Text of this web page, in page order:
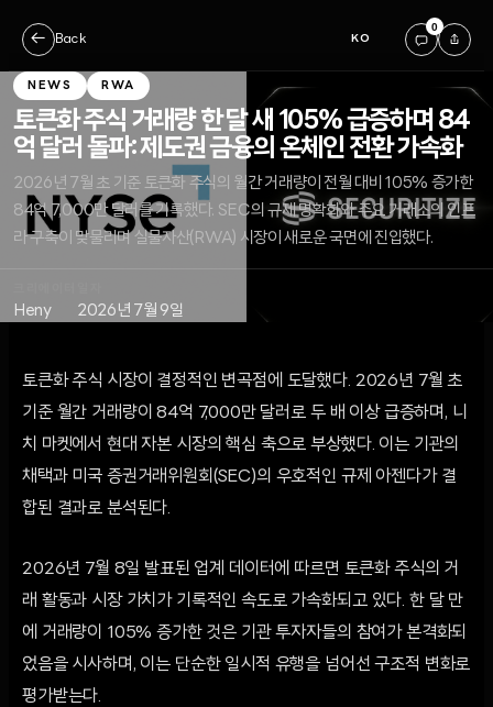
← Back KO
0
NEWS RWA
토큰화 주식 거래량 한 달 새 105% 급증하며 84
억 달러 돌파: 제도권 금융의 온체인 전환 가속화
2026년 7월 초 기준 토큰화 주식의 월간 거래량이 전월 대비 105% 증가한
84억 7,000만 달러를 기록했다. SEC의 규제 명확화와 주요 거래소의 인프
라 구축이 맞물리며 실물자산(RWA) 시장이 새로운 국면에 진입했다.
Heny 2026년 7월 9일
토큰화 주식 시장이 결정적인 변곡점에 도달했다. 2026년 7월 초
기준 월간 거래량이 84억 7,000만 달러로 두 배 이상 급증하며, 니
치 마켓에서 현대 자본 시장의 핵심 축으로 부상했다. 이는 기관의
채택과 미국 증권거래위원회(SEC)의 우호적인 규제 아젠다가 결
합된 결과로 분석된다.
2026년 7월 8일 발표된 업계 데이터에 따르면 토큰화 주식의 거
래 활동과 시장 가치가 기록적인 속도로 가속화되고 있다. 한 달 만
에 거래량이 105% 증가한 것은 기관 투자자들의 참여가 본격화되
었음을 시사하며, 이는 단순한 일시적 유행을 넘어선 구조적 변화로
평가받는다.